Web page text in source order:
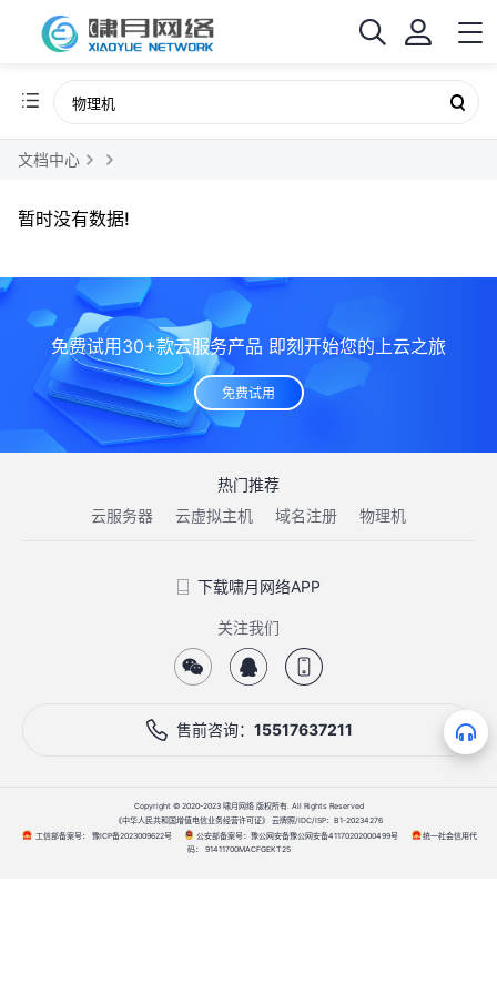
文档中心
暂时没有数据!
免费试用30+款云服务产品 即刻开始您的上云之旅
免费试用
热门推荐
云服务器
云虚拟主机 域名注册 物理机
下载啸月网络APP
关注我们
售前咨询： 15517637211
Copyright © 2020-2023 啸月网络 版权所有. All Rights Reserved
《中华人民共和国增值电信业务经营许可证》 云牌照/IDC/ISP：B1-20234276
工信部备案号： 豫ICP备2023009622号 公安部备案号：豫公网安备豫公网安备41170202000499号
统一社会信用代
码： 91411700MACFGEKT25